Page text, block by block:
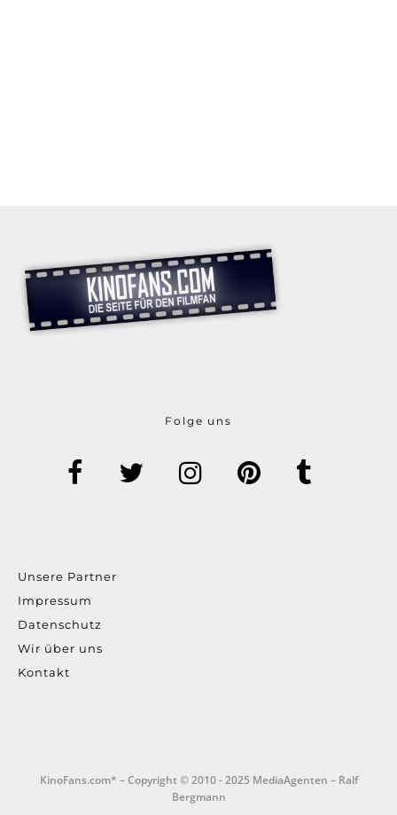
Folge uns
Unsere Partner
Impressum
Datenschutz
Wir über uns
Kontakt
KinoFans.com* – Copyright © 2010 - 2025 MediaAgenten – Ralf
Bergmann